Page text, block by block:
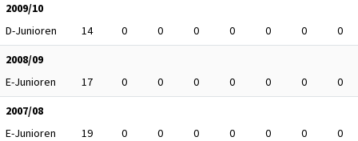
2009/10
D-Junioren
14 0 0 0 0 0 0
0
2008/09
E-Junioren
17 0 0 0 0 0 0
0
2007/08
E-Junioren
19 0 0 0 0 0 0 0